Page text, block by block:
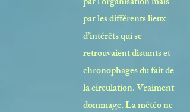
par les différents lieux
d’intérêts qui se
retrouvaient distants et
chronophages du fait de
la circulation. Vraiment
dommage. La météo ne